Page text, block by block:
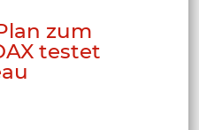
zum
testet